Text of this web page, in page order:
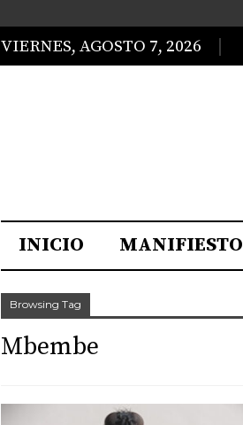
VIERNES, AGOSTO 7, 2026
INICIO MANIFIESTO
Browsing Tag
Mbembe